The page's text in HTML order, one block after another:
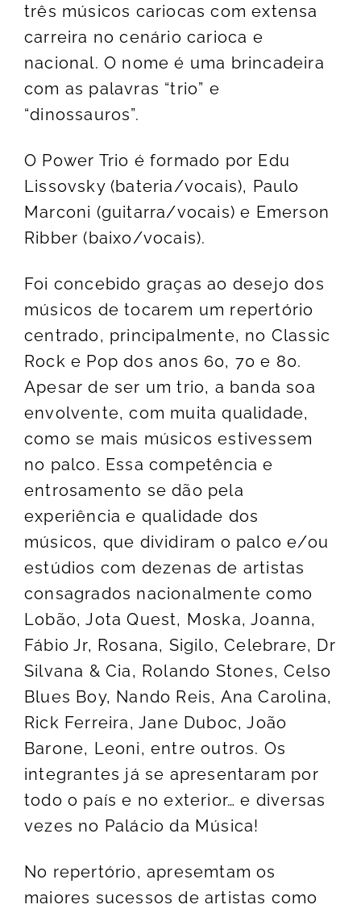
três músicos cariocas com extensa
carreira no cenário carioca e
nacional. O nome é uma brincadeira
com as palavras “trio” e
“dinossauros”.
O Power Trio é formado por Edu
Lissovsky (bateria/vocais), Paulo
Marconi (guitarra/vocais) e Emerson
Ribber (baixo/vocais).
Foi concebido graças ao desejo dos
músicos de tocarem um repertório
centrado, principalmente, no Classic
Rock e Pop dos anos 60, 70 e 80.
Apesar de ser um trio, a banda soa
envolvente, com muita qualidade,
como se mais músicos estivessem
no palco. Essa competência e
entrosamento se dão pela
experiência e qualidade dos
músicos, que dividiram o palco e/ou
estúdios com dezenas de artistas
consagrados nacionalmente como
Lobão, Jota Quest, Moska, Joanna,
Fábio Jr, Rosana, Sigilo, Celebrare, Dr
Silvana & Cia, Rolando Stones, Celso
Blues Boy, Nando Reis, Ana Carolina,
Rick Ferreira, Jane Duboc, João
Barone, Leoni, entre outros. Os
integrantes já se apresentaram por
todo o país e no exterior… e diversas
vezes no Palácio da Música!
No repertório, apresemtam os
maiores sucessos de artistas como